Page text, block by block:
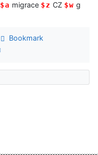
$a migrace $z CZ $w g
Bookmark